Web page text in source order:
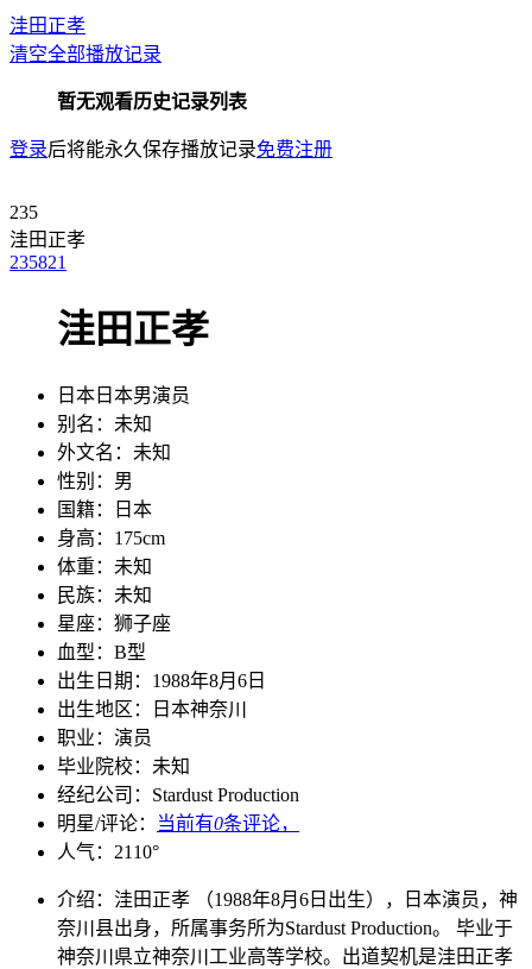
洼田正孝
清空全部播放记录
暂无观看历史记录列表
登录后将能永久保存播放记录免费注册
235
洼田正孝
235821
洼田正孝
日本日本男演员
别名： 未知
外文名： 未知
性别： 男
国籍：
日本
身高： 175cm
体重： 未知
民族： 未知
星座： 狮子座
血型： B型
出生日期： 1988年8月6日
出生地区：
日本神奈川
职业： 演员
毕业院校： 未知
经纪公司： Stardust Production
明星/评论：
当前有0条评论，
人气： 2110°
介绍： 洼田正孝 （1988年8月6日出生），日本演员，神
奈川县出身，所属事务所为Stardust Production。 毕业于
神奈川県立神奈川工业高等学校。出道契机是洼田正孝